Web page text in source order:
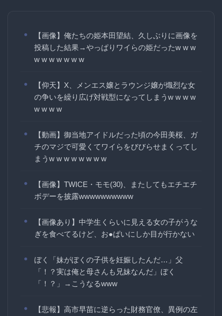
【画像】俺たちの姫本田望結、久しぶりに画像を
投稿した結果→やっぱりワイらの姫だったw w w
w w w w w w w
【仰天】X、メンエス嬢とラウンジ嬢が熾烈な女
の争いを繰り広げ対戦型になってしまうw w w w
w w w w
【動画】御当地アイドルだった頃の今田美桜、ガ
チのマジで可愛くてワイらをびびらせまくってし
まうw w w w w w w w
【画像】TWICE・モモ(30)、またしてもエチエチ
ボデーを披露wwwwwwwwww
【画像あり】中学生くらいに見える女の子がうな
ぎを食べてるけど、お●ぱいにしか目が行かない
ぼく「妹がぼくの子供を妊娠したんだ…」父
「！？実は俺と母さんも兄妹なんだ」ぼく
「！？」→こうなるwww
【悲報】高市早苗に逆らった財務官僚、異例の左